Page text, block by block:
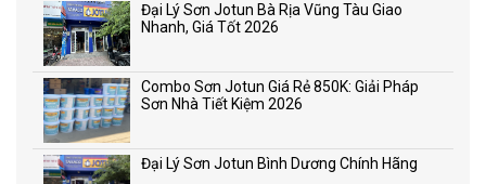
Đại Lý Sơn Jotun Bà Rịa Vũng Tàu Giao
Nhanh, Giá Tốt 2026
Combo Sơn Jotun Giá Rẻ 850K: Giải Pháp
Sơn Nhà Tiết Kiệm 2026
Đại Lý Sơn Jotun Bình Dương Chính Hãng